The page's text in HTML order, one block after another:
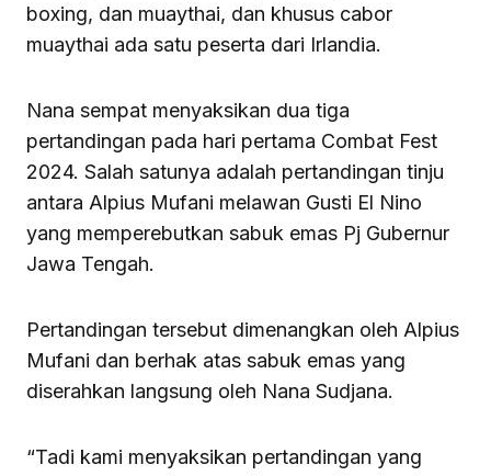
boxing, dan muaythai, dan khusus cabor
muaythai ada satu peserta dari Irlandia.
Nana sempat menyaksikan dua tiga
pertandingan pada hari pertama Combat Fest
2024. Salah satunya adalah pertandingan tinju
antara Alpius Mufani melawan Gusti El Nino
yang memperebutkan sabuk emas Pj Gubernur
Jawa Tengah.
Pertandingan tersebut dimenangkan oleh Alpius
Mufani dan berhak atas sabuk emas yang
diserahkan langsung oleh Nana Sudjana.
“Tadi kami menyaksikan pertandingan yang